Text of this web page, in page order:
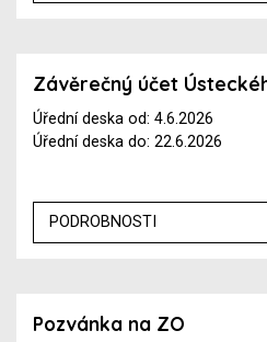
Závěrečný účet
Úřední deska od: 4.6.2026
Úřední deska do: 22.6.2026
PODROBNOSTI
Pozvánka na ZO